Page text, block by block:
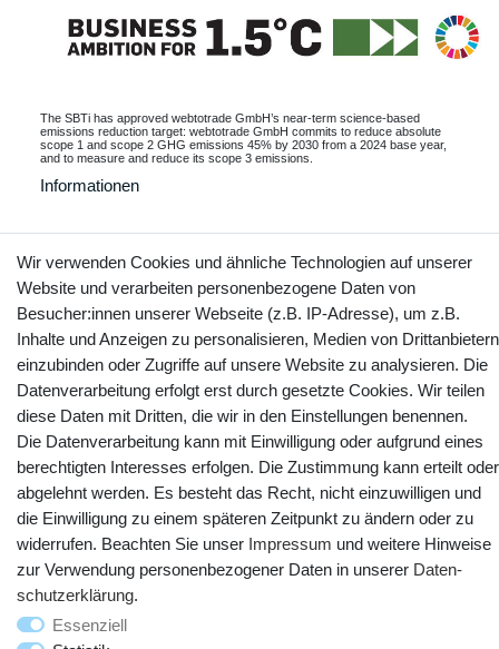
The SBTi has approved webtotrade GmbH’s near-term science-based
emissions reduction target: webtotrade GmbH commits to reduce absolute
scope 1 and scope 2 GHG emissions 45% by 2030 from a 2024 base year,
and to measure and reduce its scope 3 emissions.
Informationen
Vertrag widerrufen Kontakt
YouTube Facebook Instagram
© Copyright 2025 webtotrade GmbH. Alle Rechte vorbehalten.
Wir verwenden Cookies und ähnliche Technologien auf unserer
Website und verarbeiten personenbezogene Daten von
Besucher:innen unserer Webseite (z.B. IP-Adresse), um z.B.
Inhalte und Anzeigen zu personalisieren, Medien von Drittanbietern
einzubinden oder Zugriffe auf unsere Website zu analysieren. Die
Datenverarbeitung erfolgt erst durch gesetzte Cookies. Wir teilen
diese Daten mit Dritten, die wir in den Einstellungen benennen.
Die Datenverarbeitung kann mit Einwilligung oder aufgrund eines
berechtigten Interesses erfolgen. Die Zustimmung kann erteilt oder
abgelehnt werden. Es besteht das Recht, nicht einzuwilligen und
die Einwilligung zu einem späteren Zeitpunkt zu ändern oder zu
widerrufen. Beachten Sie unser Impressum und weitere Hinweise
zur Verwendung personenbezogener Daten in unserer Daten­
schutz­erklärung.
Essenziell